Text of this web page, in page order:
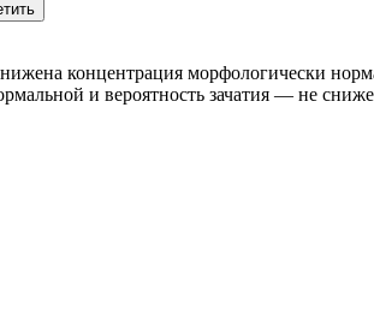
концентрация морфологически
и вероятность зачатия — не